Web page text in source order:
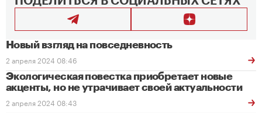
Новый взгляд на повседневность
2 апреля 2024 08:46
Экологическая повестка приобретает новые
акценты, но не утрачивает своей актуальности
2 апреля 2024 08:43